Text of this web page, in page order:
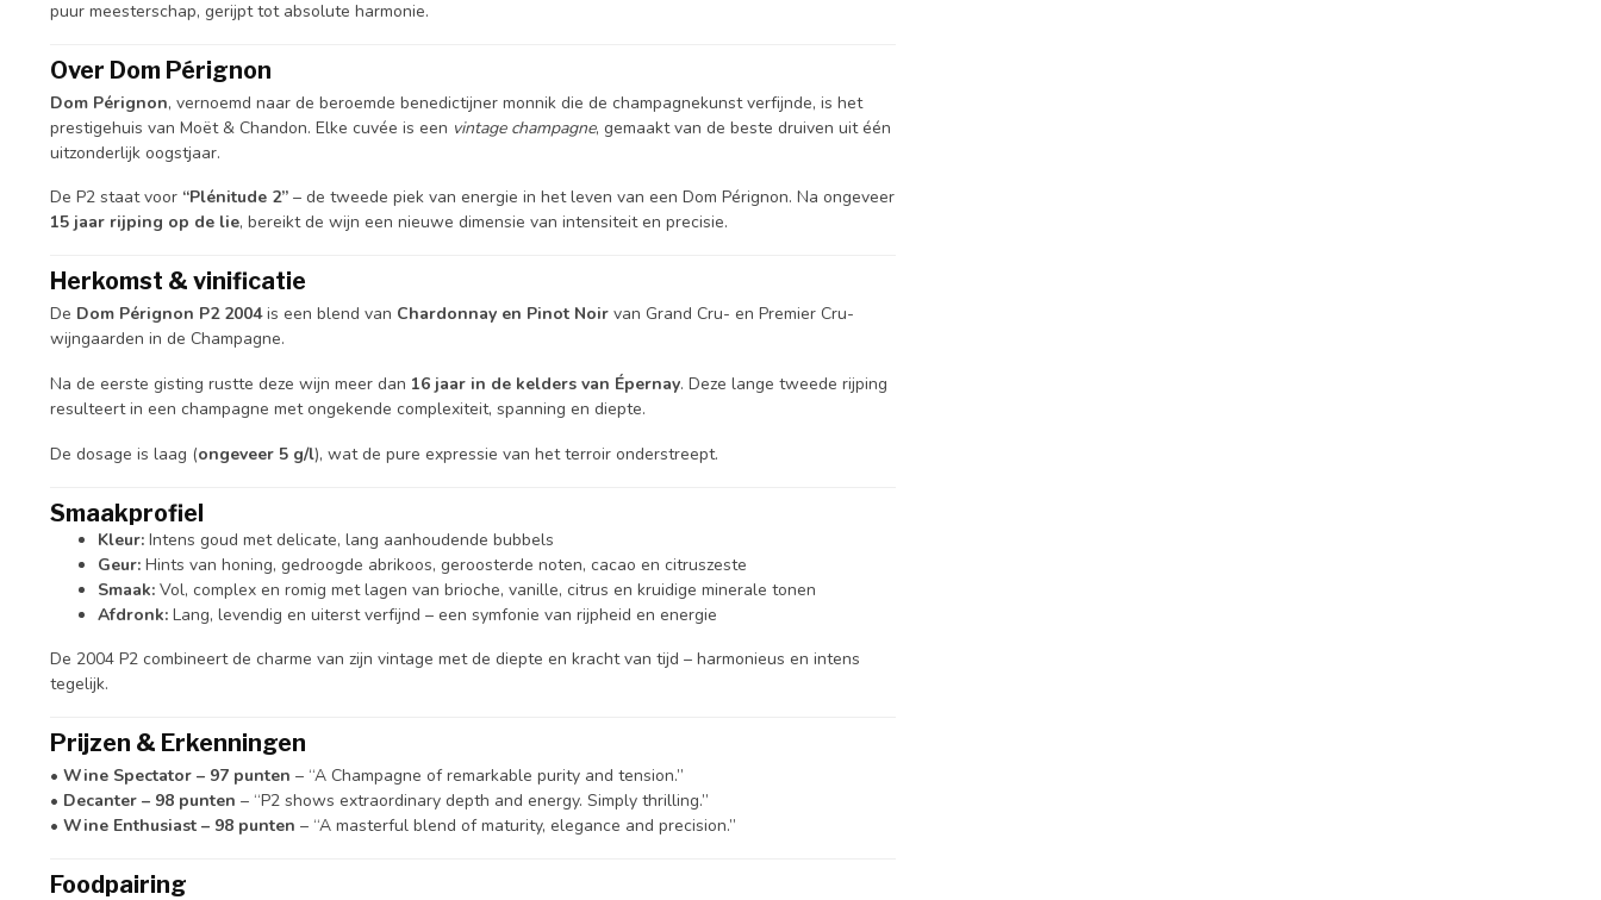
puur meesterschap, gerijpt tot absolute harmonie.
Over Dom Pérignon
Dom Pérignon, vernoemd naar de beroemde benedictijner monnik die de champagnekunst verfijnde, is het
prestigehuis van Moët & Chandon. Elke cuvée is een vintage champagne, gemaakt van de beste druiven uit één
uitzonderlijk oogstjaar.
De P2 staat voor “Plénitude 2” – de tweede piek van energie in het leven van een Dom Pérignon. Na ongeveer
15 jaar rijping op de lie, bereikt de wijn een nieuwe dimensie van intensiteit en precisie.
Herkomst & vinificatie
De Dom Pérignon P2 2004is een blend van Chardonnay en Pinot Noir van Grand Cru- en Premier Cru-
wijngaarden in de Champagne.
Na de eerste gisting rustte deze wijn meer dan 16 jaar in de kelders van Épernay. Deze lange tweede rijping
resulteert in een champagne met ongekende complexiteit, spanning en diepte.
De dosage is laag (ongeveer 5 g/l), wat de pure expressie van het terroir onderstreept.
Smaakprofiel
Kleur: Intens goud met delicate, lang aanhoudende bubbels
Geur: Hints van honing, gedroogde abrikoos, geroosterde noten, cacao en citruszeste
Smaak: Vol, complex en romig met lagen van brioche, vanille, citrus en kruidige minerale tonen
Afdronk: Lang, levendig en uiterst verfijnd – een symfonie van rijpheid en energie
De 2004 P2 combineert de charme van zijn vintage met de diepte en kracht van tijd – harmonieus en intens
tegelijk.
Prijzen & Erkenningen
• Wine Spectator – 97 punten – “A Champagne of remarkable purity and tension.”
• Decanter – 98 punten – “P2 shows extraordinary depth and energy. Simply thrilling.”
• Wine Enthusiast – 98 punten – “A masterful blend of maturity, elegance and precision.”
Foodpairing